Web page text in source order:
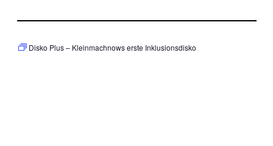
Disko Plus – Kleinmachnows erste Inklusionsdisko